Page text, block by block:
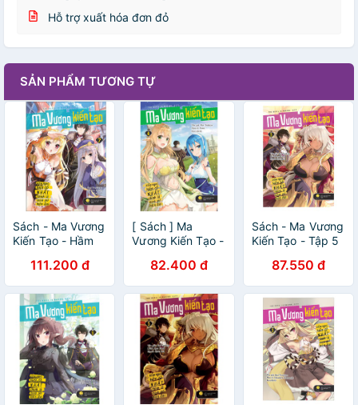
Hỗ trợ xuất hóa đơn đỏ
SẢN PHẨM TƯƠNG TỰ
Sách - Ma Vương
Kiến Tạo - Hầm
Nhất Chính Là
Thành Phố Hiện
Đại (Tập 7)
111.200 đ
[ Sách ] Ma
Vương Kiến Tạo -
Cố Nhất Chính Là
Thành Phố Hiện
Đại - Tập 4 -
Tặng Kèm
Bookmark 2 Mặt
82.400 đ
Sách - Ma Vương
Kiến Tạo - Tập 5
87.550 đ